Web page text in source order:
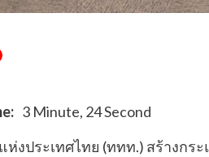
3 Minute, 24 Second
ห่งประเทศไทย (ททท.) สร้างกร